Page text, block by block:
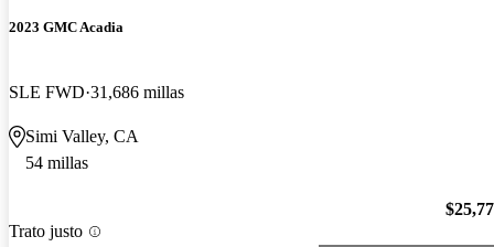
2023 GMC Acadia
SLE FWD 31,686 millas
Simi Valley, CA
54 millas
Trato justo